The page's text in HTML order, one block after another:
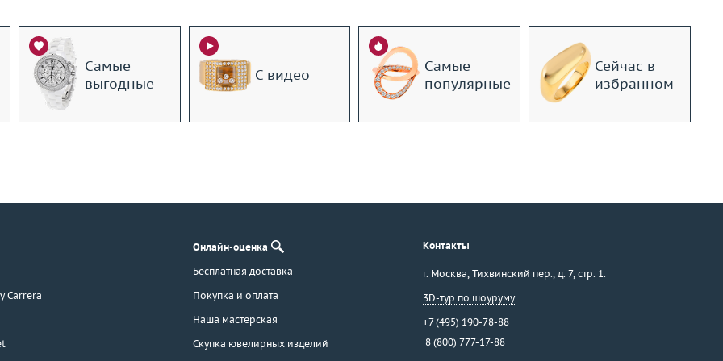
Самые
выгодные
С видео
Самые
популярные
Сейчас в
избранном
Carrera
Онлайн-оценка
Бесплатная доставка
Покупка и оплата
Наша мастерская
Скупка ювелирных изделий
Контакты
г. Москва, Тихвинский пер., д. 7, стр. 1.
3D-тур по шоуруму
+7 (495) 190-78-88
8 (800) 777-17-88